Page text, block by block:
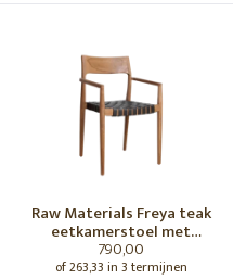
Raw Materials Freya teak
eetkamerstoel met
armleuning - Zwart (set of 2)
790,00
of 263,33 in 3 termijnen